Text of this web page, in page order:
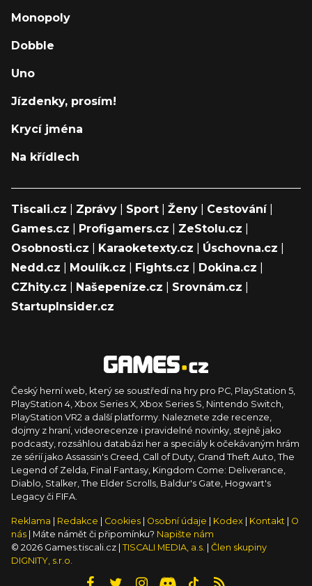
Monopoly
Dobble
Uno
Jízdenky, prosím!
Krycí jména
Na křídlech
Tiscali.cz Zprávy Sport Ženy Cestování|
Games.cz
Profigamers.cz ZeStolu.cz
Osobnosti.cz
Karaoketexty.cz Úschovna.cz
Nedd.cz
Moulík.cz Fights.cz Dokina.cz
CZhity.cz
Našepeníze.cz Srovnám.cz
StartupInsider.cz
Český herní web, který se soustředí na hry pro PC, PlayStation 5,
PlayStation 4, Xbox Series X, Xbox Series S, Nintendo Switch,
PlayStation VR2 a další platformy. Naleznete zde recenze,
dojmy z hraní, videorecenze i pravidelné novinky, stejně jako
podcasty, rozsáhlou databázi her a speciály k očekávaným hrám
ze sérií jako Assassin's Creed, Call of Duty, Grand Theft Auto, The
Legend of Zelda, Final Fantasy, Kingdom Come: Deliverance,
Diablo, Stalker, The Elder Scrolls, Baldur's Gate, Hogwart's
Legacy či FIFA.
Reklama Redakce Cookies Osobní údaje Kodex Kontakt
O
nás
| Máte námět či připomínku? Napište nám
© 2026 Games.tiscali.cz | TISCALI MEDIA, a.s.
Člen skupiny
DIGNITY, s.r.o.